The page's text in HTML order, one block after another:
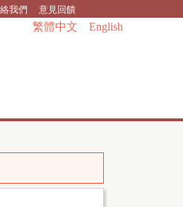
我們 意見回饋
繁體中文 English